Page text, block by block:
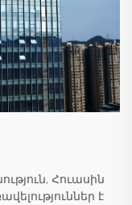
Հուասին
է